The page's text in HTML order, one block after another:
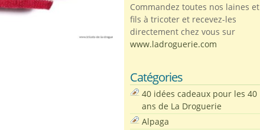
Commandez toutes nos laines et
fils à tricoter et recevez-les
directement chez vous sur
www.ladroguerie.com
Catégories
40 idées cadeaux pour les 40
ans de La Droguerie
Alpaga